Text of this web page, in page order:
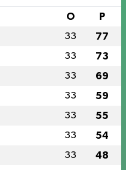
O P
33 77
33 73
33 69
33 59
33 55
33 54
33 48